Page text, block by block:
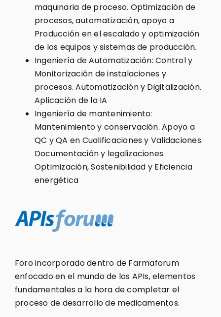
maquinaria de proceso. Optimización de
procesos, automatización, apoyo a
Producción en el escalado y optimización
de los equipos y sistemas de producción.
Ingeniería de Automatización: Control y
Monitorización de instalaciones y
procesos. Automatización y Digitalización.
Aplicación de la IA
Ingeniería de mantenimiento:
Mantenimiento y conservación. Apoyo a
QC y QA en Cualificaciones y Validaciones.
Documentación y legalizaciones.
Optimización, Sostenibilidad y Eficiencia
energética
Foro incorporado dentro de Farmaforum
enfocado en el mundo de los APIs, elementos
fundamentales a la hora de completar el
proceso de desarrollo de medicamentos.